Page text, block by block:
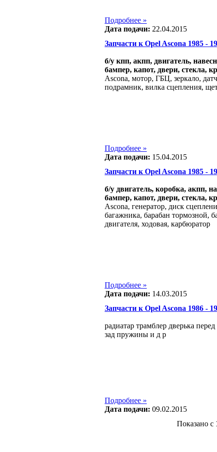
Подробнее »
Дата подачи: 22.04.2015
Запчасти к Opel Ascona 1985 -
б/у кпп, акпп, двигатель,
бампер, капот, двери, стекла,
Ascona, мотор, ГБЦ, зеркало,
подрамник, вилка сцепления,
Подробнее »
Дата подачи: 15.04.2015
Запчасти к Opel Ascona 1985 -
б/у двигатель, коробка, акпп,
бампер, капот, двери, стекла,
Ascona, генератор, диск
багажника, барабан тормозной,
двигателя, ходовая, карбюратор
Подробнее »
Дата подачи: 14.03.2015
Запчасти к Opel Ascona 1986 -
радиатар трамблер дверька
зад пружины и д р
Подробнее »
Дата подачи: 09.02.2015
Показано с